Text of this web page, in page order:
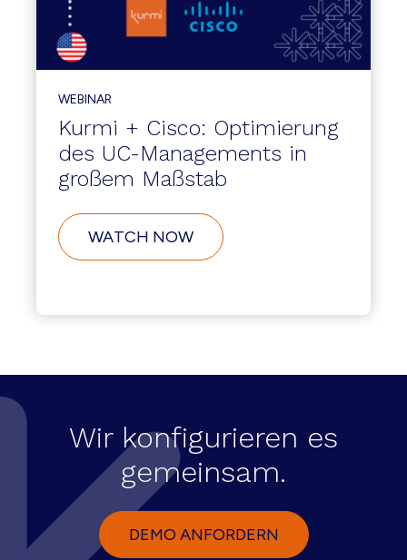
WEBINAR
Kurmi + Cisco: Optimierung
des UC-Managements in
großem Maßstab
WATCH NOW
Wir konfigurieren es
gemeinsam.
DEMO ANFORDERN